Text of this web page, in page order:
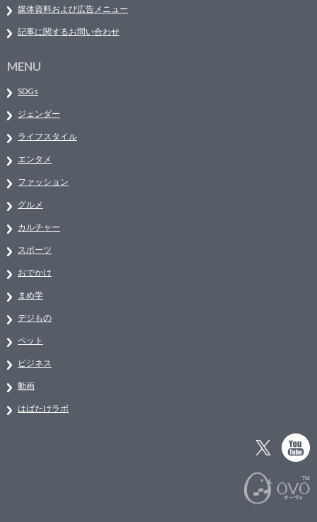
媒体資料および広告メニュー
記事に関するお問い合わせ
MENU
SDGs
ジェンダー
ライフスタイル
エンタメ
ファッション
グルメ
カルチャー
スポーツ
おでかけ
まめ学
デジもの
ペット
ビジネス
動画
はばたけラボ